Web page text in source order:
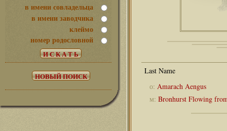
в имени совладельца
в имени заводчика
клеймо
номер родословной
о: Amarach Aengus
м: Bronhurst Flowing